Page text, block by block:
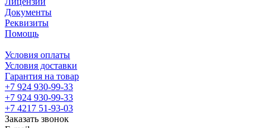
Документы
Реквизиты
Помощь
Условия оплаты
Условия доставки
Гарантия на товар
+7 924 930-99-33
+7 924 930-99-33
+7 4217 51-93-03
Заказать звонок